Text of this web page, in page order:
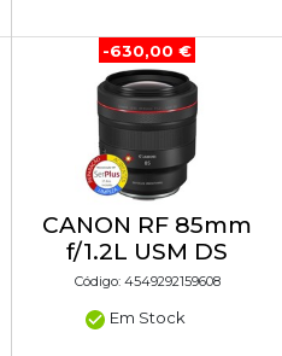
-630,00 €
CANON RF 85mm
f/1.2L USM DS
Código: 4549292159608
Em Stock